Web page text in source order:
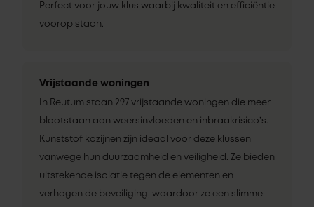
Perfect voor jouw klus waarbij kwaliteit en efficiëntie
voorop staan.
Vrijstaande woningen
In Reutum staan 297 vrijstaande woningen die meer
blootstaan aan weersinvloeden en inbraakrisico’s.
Kunststof kozijnen zijn ideaal voor deze klussen
vanwege hun duurzaamheid en veiligheid. Ze bieden
uitstekende isolatie tegen de elementen en
verhogen de beveiliging, waardoor ze een slimme